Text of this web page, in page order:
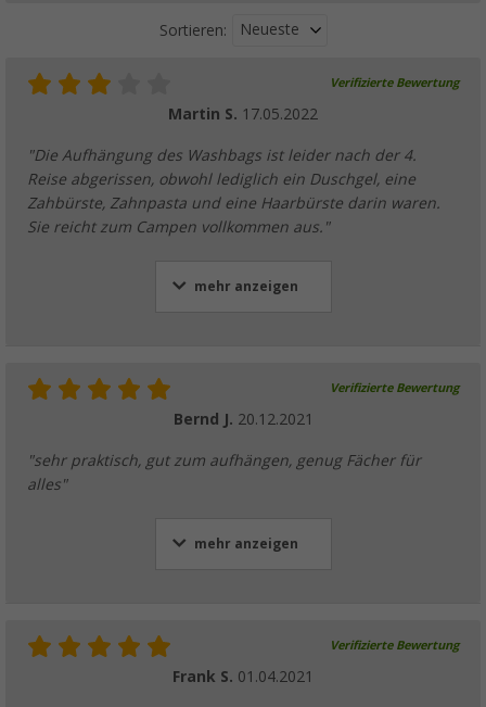
Sortieren: Neueste
Verifizierte Bewertung
Martin S. 17.05.2022
"Die Aufhängung des Washbags ist leider nach der 4.
Reise abgerissen, obwohl lediglich ein Duschgel, eine
Zahbürste, Zahnpasta und eine Haarbürste darin waren.
Sie reicht zum Campen vollkommen aus."
mehr anzeigen
Verifizierte Bewertung
Bernd J. 20.12.2021
"sehr praktisch, gut zum aufhängen, genug Fächer für
alles"
mehr anzeigen
Verifizierte Bewertung
Frank S. 01.04.2021